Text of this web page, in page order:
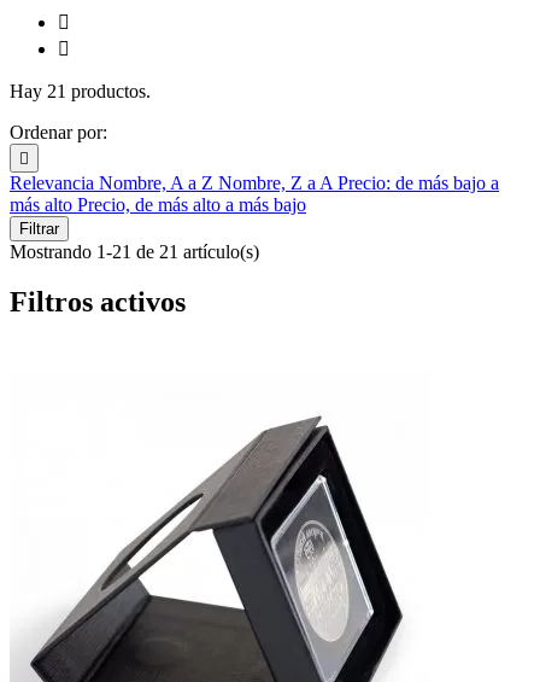


Hay 21 productos.
Ordenar por:

Relevancia Nombre, A a Z Nombre, Z a A Precio: de más bajo a
más alto Precio, de más alto a más bajo
Filtrar
Mostrando 1-21 de 21 artículo(s)
Filtros activos